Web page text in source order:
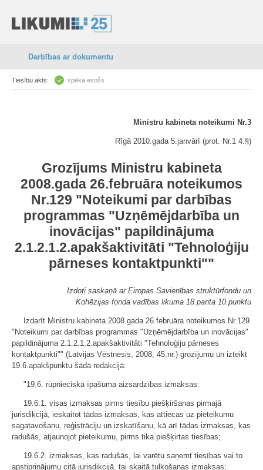
Darbības ar dokumentu
Tiesību akts: spēkā esošs
Ministru kabineta noteikumi Nr.3
Rīgā 2010.gada 5.janvārī (prot. Nr.1 4.§)
Grozījums Ministru kabineta
2008.gada 26.februāra noteikumos
Nr.129 "Noteikumi par darbības
programmas "Uzņēmējdarbība un
inovācijas" papildinājuma
2.1.2.1.2.apakšaktivitāti "Tehnoloģiju
pārneses kontaktpunkti""
Izdoti saskaņā ar Eiropas Savienības struktūrfondu un
Kohēzijas fonda vadības likuma 18.panta 10.punktu
Izdarīt Ministru kabineta 2008.gada 26.februāra noteikumos Nr.129
"Noteikumi par darbības programmas "Uzņēmējdarbība un inovācijas"
papildinājuma 2.1.2.1.2.apakšaktivitāti "Tehnoloģiju pārneses
kontaktpunkti"" (Latvijas Vēstnesis, 2008, 45.nr.) grozījumu un izteikt
19.6.apakšpunktu šādā redakcijā:
"19.6. rūpnieciskā īpašuma aizsardzības izmaksas:
19.6.1. visas izmaksas pirms tiesību piešķiršanas pirmajā
jurisdikcijā, ieskaitot tādas izmaksas, kas attiecas uz pieteikumu
sagatavošanu, reģistrāciju un izskatīšanu, kā arī tādas izmaksas, kas
radušās, atjaunojot pieteikumu, pirms tika piešķirtas tiesības;
19.6.2. izmaksas, kas radušās, lai varētu saņemt tiesības vai to
apstiprinājumu citā jurisdikcijā, tai skaitā tulkošanas izmaksas;